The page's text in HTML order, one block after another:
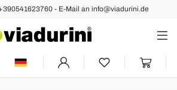
- E-Mail an info@viadurini.de